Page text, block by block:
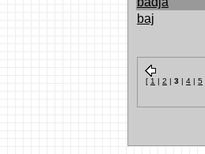
baj
[ 1 | 2 | 3 | 4 | 5